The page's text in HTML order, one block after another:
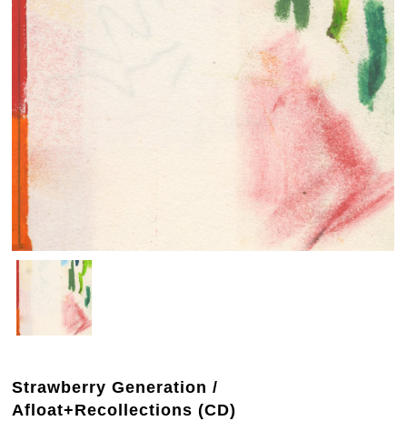
Strawberry Generation /
Afloat+Recollections (CD)